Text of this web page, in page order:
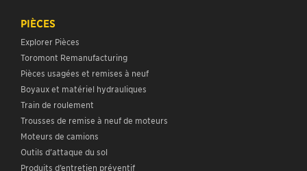
PIÈCES
Explorer Pièces
Toromont Remanufacturing
Pièces usagées et remises à neuf
Boyaux et matériel hydrauliques
Train de roulement
Trousses de remise à neuf de moteurs
Moteurs de camions
Outils d’attaque du sol
Produits d’entretien préventif